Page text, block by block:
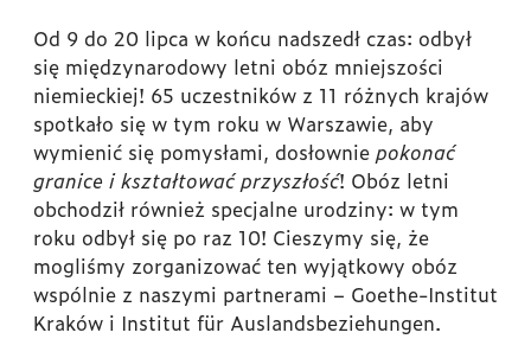
Od 9 do 20 lipca w końcu nadszedł czas: odbył
się międzynarodowy letni obóz mniejszości
niemieckiej! 65 uczestników z 11 różnych krajów
spotkało się w tym roku w Warszawie, aby
wymienić się pomysłami, dosłownie pokonać
granice i kształtować przyszłość! Obóz letni
obchodził również specjalne urodziny: w tym
roku odbył się po raz 10! Cieszymy się, że
mogliśmy zorganizować ten wyjątkowy obóz
wspólnie z naszymi partnerami – Goethe-Institut
Kraków i Institut für Auslandsbeziehungen.